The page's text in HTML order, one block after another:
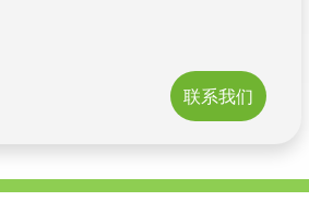
联系我们